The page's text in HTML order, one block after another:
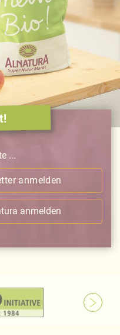
...
anmelden
anmelden